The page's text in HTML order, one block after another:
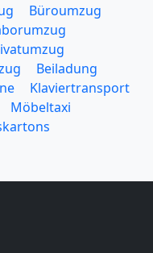
Büroumzug
Beiladung
Klaviertransport
Möbeltaxi